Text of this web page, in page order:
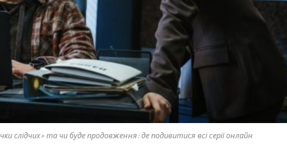
слідчих» та чи буде продовження: де подивитися всі серії онлайн